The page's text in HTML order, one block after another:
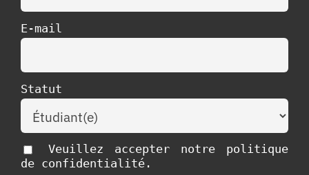
E-mail
Statut
Veuillez accepter notre politique
de confidentialité.